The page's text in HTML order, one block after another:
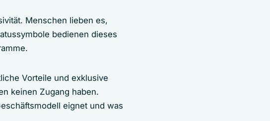
Menschen lieben es,
bedienen dieses
Vorteile und exklusive
keinen Zugang haben.
eignet und was